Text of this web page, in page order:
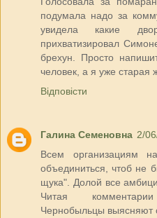
подумала надо за
увидела какие
прихватизировал
брехун. Просто
человек, а я уже
Відповісти
Галина Семеновна 2/
Всем организациям
объединиться, чтоб не
щука". Долой все
Читая
Чернобыльцы выясняют